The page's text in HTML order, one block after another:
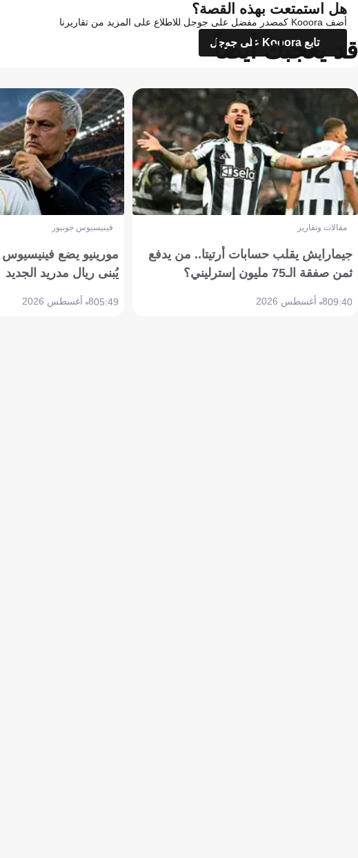
هل استمتعت بهذه القصة؟
أضف Kooora كمصدر مفضل على جوجل للاطلاع على المزيد من تقاريرنا
تابع Kooora على جوجل
قد يعجبك أيضاً
مقالات وتقارير
جيمارايش يقلب حسابات أرتيتا.. من يدفع
ثمن صفقة الـ75 مليون إسترليني؟
09:408 أغسطس 2026
فينيسيوس جونيور
مورينيو يضع فينيسيوس
يُبنى ريال مدريد الجديد
05:498 أغسطس 2026